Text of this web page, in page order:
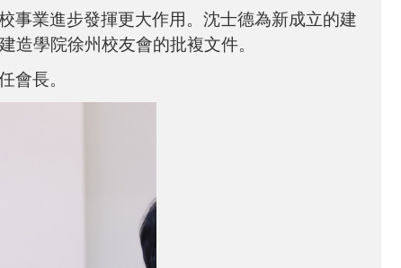
事業進步發揮更大作用。沈士德為新成立的建
造學院徐州校友會的批複文件。
會長。